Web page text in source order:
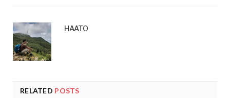
HAATO
RELATED POSTS